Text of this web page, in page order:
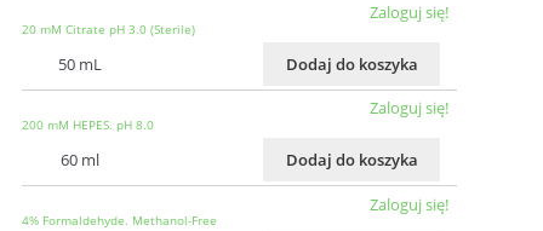
20 mM Citrate pH 3.0 (Sterile)
50 mL
Zaloguj się!
Dodaj do koszyka
200 mM HEPES. pH 8.0
60 ml
Zaloguj się!
Dodaj do koszyka
4% Formaldehyde. Methanol-Free
Zaloguj się!